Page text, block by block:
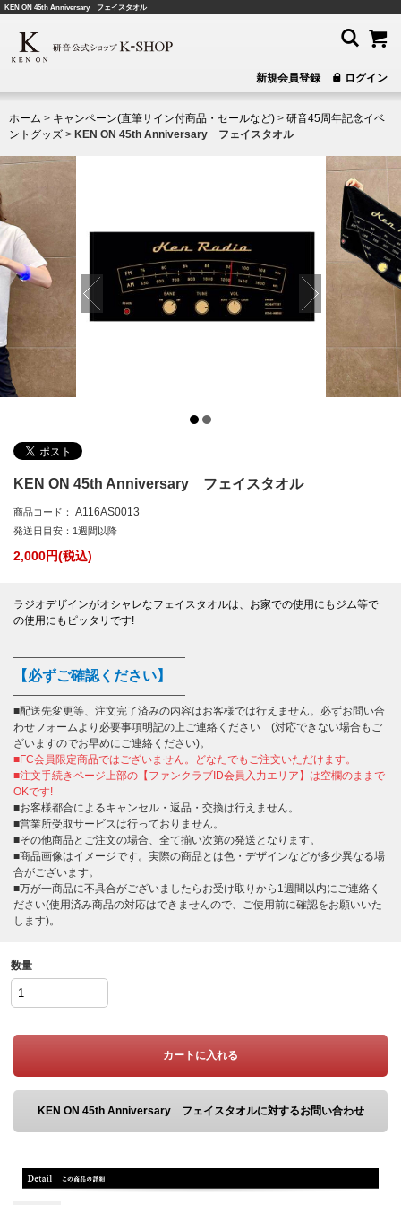
KEN ON 45th Anniversary フェイスタオル
新規会員登録 ログイン
ホーム > キャンペーン(直筆サイン付商品・セールなど) > 研音45周年記念イベ
ントグッズ > KEN ON 45th Anniversary フェイスタオル
KEN ON 45th Anniversary フェイスタオル
商品コード： A116AS0013
発送日目安：1週間以降
2,000円(税込)
ラジオデザインがオシャレなフェイスタオルは、お家での使用にもジム等で
の使用にもピッタリです!
――――――――――――――――
【必ずご確認ください】
――――――――――――――――
■配送先変更等、注文完了済みの内容はお客様では行えません。必ずお問い合
わせフォームより必要事項明記の上ご連絡ください (対応できない場合もご
ざいますのでお早めにご連絡ください)。
■FC会員限定商品ではございません。どなたでもご注文いただけます。
■注文手続きページ上部の【ファンクラブID会員入力エリア】は空欄のままで
OKです!
■お客様都合によるキャンセル・返品・交換は行えません。
■営業所受取サービスは行っておりません。
■その他商品とご注文の場合、全て揃い次第の発送となります。
■商品画像はイメージです。実際の商品とは色・デザインなどが多少異なる場
合がございます。
■万が一商品に不具合がございましたらお受け取りから1週間以内にご連絡く
ださい(使用済み商品の対応はできませんので、ご使用前に確認をお願いいた
します)。
数量
カートに入れる
KEN ON 45th Anniversary フェイスタオルに対するお問い合わせ